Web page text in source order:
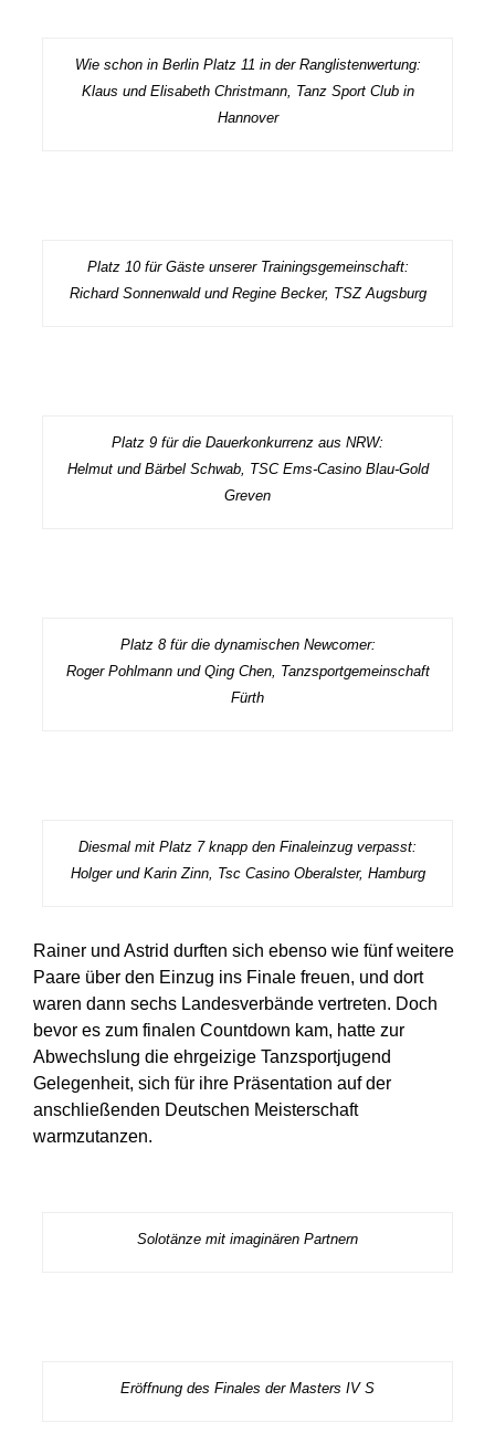
Wie schon in Berlin Platz 11 in der Ranglistenwertung:
Klaus und Elisabeth Christmann, Tanz Sport Club in
Hannover
Platz 10 für Gäste unserer Trainingsgemeinschaft:
Richard Sonnenwald und Regine Becker, TSZ Augsburg
Platz 9 für die Dauerkonkurrenz aus NRW:
Helmut und Bärbel Schwab, TSC Ems-Casino Blau-Gold
Greven
Platz 8 für die dynamischen Newcomer:
Roger Pohlmann und Qing Chen, Tanzsportgemeinschaft
Fürth
Diesmal mit Platz 7 knapp den Finaleinzug verpasst:
Holger und Karin Zinn, Tsc Casino Oberalster, Hamburg
Rainer und Astrid durften sich ebenso wie fünf weitere
Paare über den Einzug ins Finale freuen, und dort
waren dann sechs Landesverbände vertreten. Doch
bevor es zum finalen Countdown kam, hatte zur
Abwechslung die ehrgeizige Tanzsportjugend
Gelegenheit, sich für ihre Präsentation auf der
anschließenden Deutschen Meisterschaft
warmzutanzen.
Solotänze mit imaginären Partnern
Eröffnung des Finales der Masters IV S